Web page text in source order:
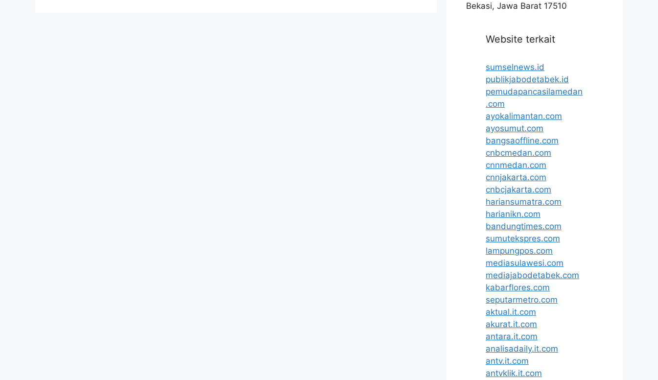
Bekasi, Jawa Barat 17510
Website terkait
sumselnews.id
publikjabodetabek.id
pemudapancasilamedan
.com
ayokalimantan.com
ayosumut.com
bangsaoffline.com
cnbcmedan.com
cnnmedan.com
cnnjakarta.com
cnbcjakarta.com
hariansumatra.com
harianikn.com
bandungtimes.com
sumutekspres.com
lampungpos.com
mediasulawesi.com
mediajabodetabek.com
kabarflores.com
seputarmetro.com
aktual.it.com
akurat.it.com
antara.it.com
analisadaily.it.com
antv.it.com
antvklik.it.com